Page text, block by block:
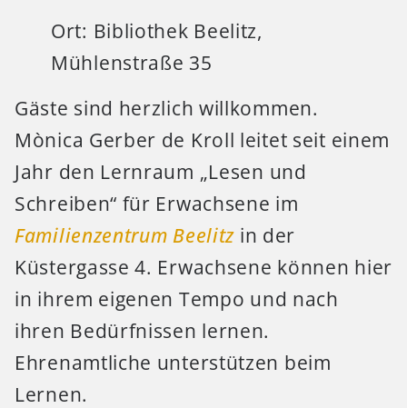
Ort: Bibliothek Beelitz,
Mühlenstraße 35
Gäste sind herzlich willkommen.
Mònica Gerber de Kroll leitet seit einem
Jahr den Lernraum „Lesen und
Schreiben“ für Erwachsene im
Familienzentrum Beelitz in der
Küstergasse 4. Erwachsene können hier
in ihrem eigenen Tempo und nach
ihren Bedürfnissen lernen.
Ehrenamtliche unterstützen beim
Lernen.